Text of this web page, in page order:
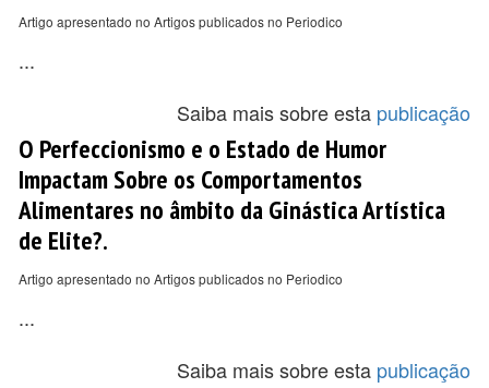
Artigo apresentado no Artigos publicados no Periodico
...
Saiba mais sobre esta publicação
O Perfeccionismo e o Estado de Humor
Impactam Sobre os Comportamentos
Alimentares no âmbito da Ginástica Artística
de Elite?.
Artigo apresentado no Artigos publicados no Periodico
...
Saiba mais sobre esta publicação